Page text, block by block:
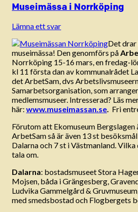
Museimässa i Norrköping
Lämna ett svar
Det
museimässa! Den genomförs på
Norrköping 15-16 mars, en fredag-
kl 11 första dan av kommunalrådet
det ArbetSam, dvs
Samarbetsorganisation, som
medlemsmuseer. Intresserad? Läs
här: www.museimassan.se. Fri
Förutom att Ekomuseum Bergslagen
ArbetSam så är även 13 st
Dalarna och 7 st i Västmanland. Vilka
tala om.
Dalarna: bostadsmuseet Stora
Mojsen, båda i Grängesberg,
Ludvika Gammelgård &
med smedsbostad och Flogbergets